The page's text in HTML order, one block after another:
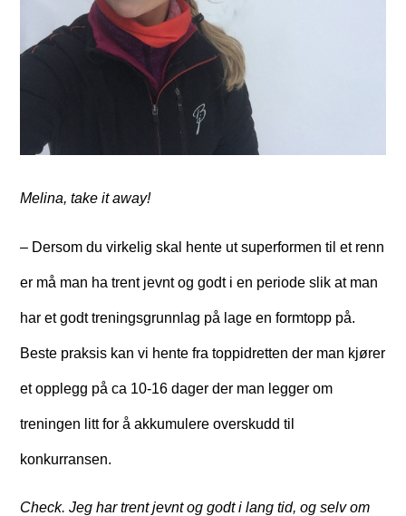
Melina, take it away!
– Dersom du virkelig skal hente ut superformen til et renn
er må man ha trent jevnt og godt i en periode slik at man
har et godt treningsgrunnlag på lage en formtopp på.
Beste praksis kan vi hente fra toppidretten der man kjører
et opplegg på ca 10-16 dager der man legger om
treningen litt for å akkumulere overskudd til
konkurransen.
Check. Jeg har trent jevnt og godt i lang tid, og selv om